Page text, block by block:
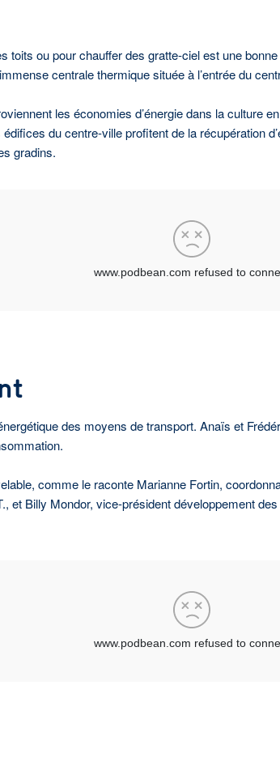
ou pour chauffer des gratte-ciel est une
centrale thermique située à l’entrée du
les économies d’énergie dans la culture
du centre-ville profitent de la récupération
gradins.
des moyens de transport. Anaïs et
comme le raconte Marianne Fortin,
et Billy Mondor, vice-président développement